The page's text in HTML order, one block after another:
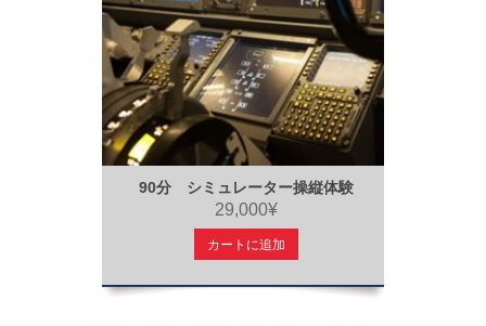
90分 シミュレーター操縦体験
29,000¥
カートに追加